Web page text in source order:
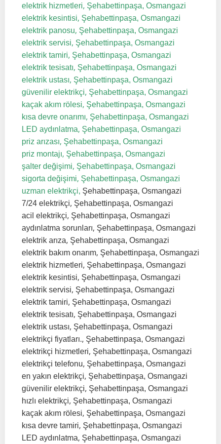
elektrik hizmetleri, Şehabettinpaşa, Osmangazi
elektrik kesintisi, Şehabettinpaşa, Osmangazi
elektrik panosu, Şehabettinpaşa, Osmangazi
elektrik servisi, Şehabettinpaşa, Osmangazi
elektrik tamiri, Şehabettinpaşa, Osmangazi
elektrik tesisatı, Şehabettinpaşa, Osmangazi
elektrik ustası, Şehabettinpaşa, Osmangazi
güvenilir elektrikçi, Şehabettinpaşa, Osmangazi
kaçak akım rölesi, Şehabettinpaşa, Osmangazi
kısa devre onarımı, Şehabettinpaşa, Osmangazi
LED aydınlatma, Şehabettinpaşa, Osmangazi
priz arızası, Şehabettinpaşa, Osmangazi
priz montajı, Şehabettinpaşa, Osmangazi
şalter değişimi, Şehabettinpaşa, Osmangazi
sigorta değişimi, Şehabettinpaşa, Osmangazi
uzman elektrikçi, Şehabettinpaşa, Osmangazi
7/24 elektrikçi, Şehabettinpaşa, Osmangazi
acil elektrikçi, Şehabettinpaşa, Osmangazi
aydınlatma sorunları, Şehabettinpaşa, Osmangazi
elektrik arıza, Şehabettinpaşa, Osmangazi
elektrik bakım onarım, Şehabettinpaşa, Osmangazi
elektrik hizmetleri, Şehabettinpaşa, Osmangazi
elektrik kesintisi, Şehabettinpaşa, Osmangazi
elektrik servisi, Şehabettinpaşa, Osmangazi
elektrik tamiri, Şehabettinpaşa, Osmangazi
elektrik tesisatı, Şehabettinpaşa, Osmangazi
elektrik ustası, Şehabettinpaşa, Osmangazi
elektrikçi fiyatları., Şehabettinpaşa, Osmangazi
elektrikçi hizmetleri, Şehabettinpaşa, Osmangazi
elektrikçi telefonu, Şehabettinpaşa, Osmangazi
en yakın elektrikçi, Şehabettinpaşa, Osmangazi
güvenilir elektrikçi, Şehabettinpaşa, Osmangazi
hızlı elektrikçi, Şehabettinpaşa, Osmangazi
kaçak akım rölesi, Şehabettinpaşa, Osmangazi
kısa devre tamiri, Şehabettinpaşa, Osmangazi
LED aydınlatma, Şehabettinpaşa, Osmangazi